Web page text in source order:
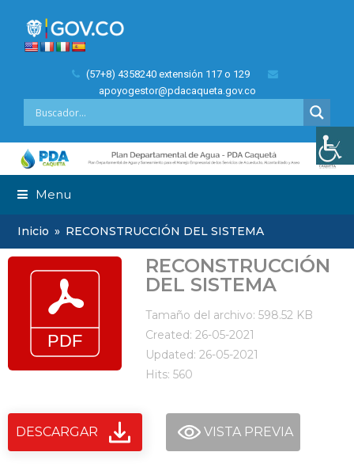
(57+8) 4358240 extensión 117 o 129
apoyogestor@pdacaqueta.gov.co
Menu
Inicio » RECONSTRUCCIÓN DEL SISTEMA
RECONSTRUCCIÓN
DEL SISTEMA
Tamaño del archivo: 598.52 KB
Created: 26-05-2021
Updated: 26-05-2021
Hits: 560
DESCARGAR VISTA PREVIA